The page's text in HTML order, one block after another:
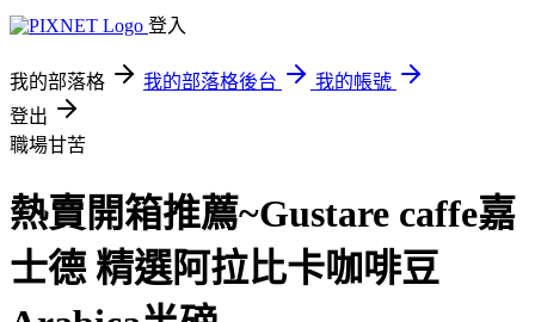
登入
我的部落格 我的部落格後台
我的帳號
登出
職場甘苦
熱賣開箱推薦~Gustare caffe嘉
士德 精選阿拉比卡咖啡豆